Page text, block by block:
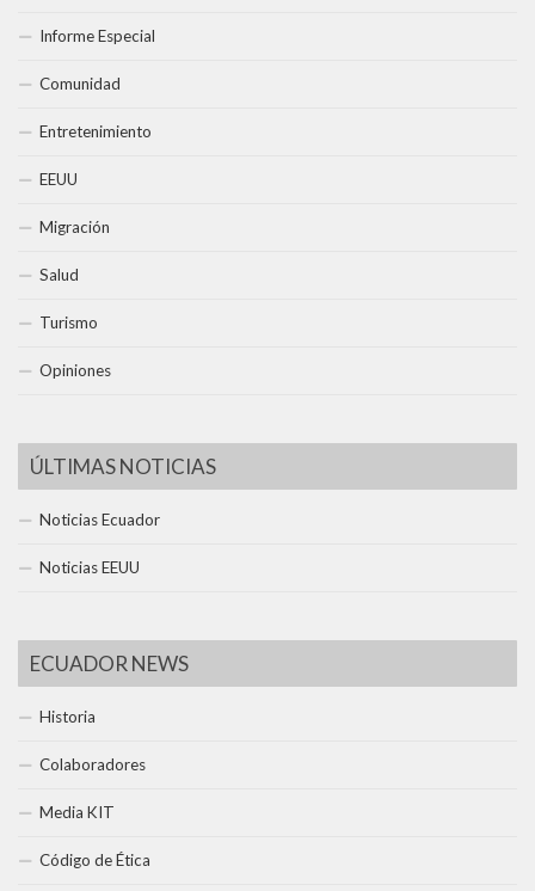
Informe Especial
Comunidad
Entretenimiento
EEUU
Migración
Salud
Turismo
Opiniones
ÚLTIMAS NOTICIAS
Noticias Ecuador
Noticias EEUU
ECUADOR NEWS
Historia
Colaboradores
Media KIT
Código de Ética